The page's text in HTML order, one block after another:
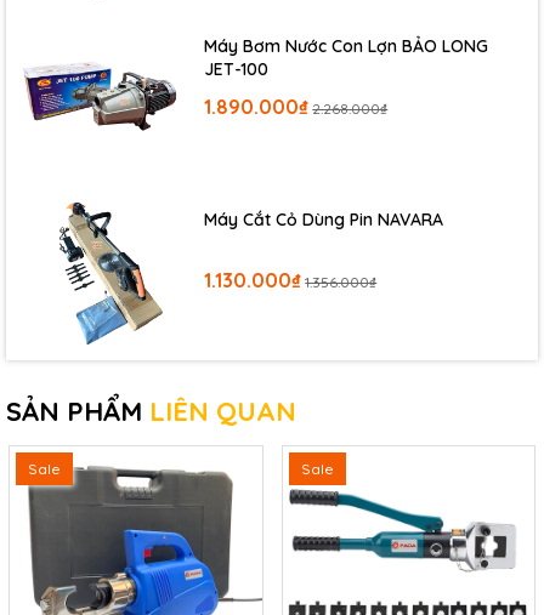
Máy Bơm Nước Con Lợn BẢO LONG
JET-100
1.890.000₫ 2.268.000₫
Máy Cắt Cỏ Dùng Pin NAVARA
1.130.000₫ 1.356.000₫
SẢN PHẨM LIÊN QUAN
Sale Sale